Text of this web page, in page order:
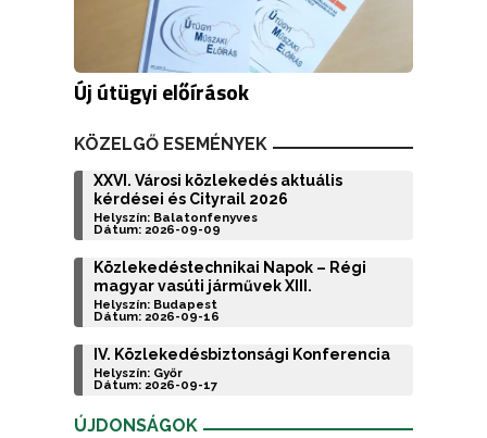
Új útügyi előírások
KÖZELGŐ ESEMÉNYEK
XXVI. Városi közlekedés aktuális
kérdései és Cityrail 2026
Helyszín: Balatonfenyves
Dátum: 2026-09-09
Közlekedéstechnikai Napok – Régi
magyar vasúti járművek XIII.
Helyszín: Budapest
Dátum: 2026-09-16
IV. Közlekedésbiztonsági Konferencia
Helyszín: Győr
Dátum: 2026-09-17
ÚJDONSÁGOK